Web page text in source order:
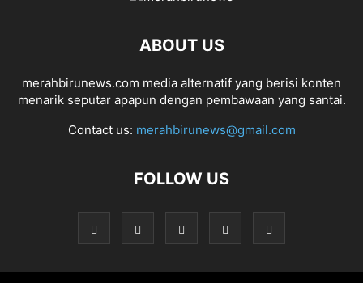
ABOUT US
merahbirunews.com media alternatif yang berisi konten
menarik seputar apapun dengan pembawaan yang santai.
Contact us: merahbirunews@gmail.com
FOLLOW US